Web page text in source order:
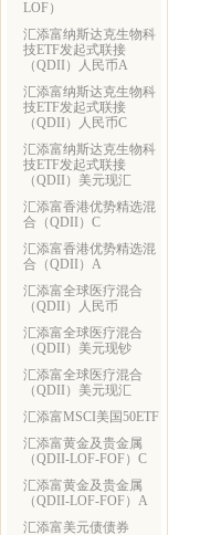
LOF）
汇添富纳斯达克生物科
技ETF发起式联接
（QDII）人民币A
汇添富纳斯达克生物科
技ETF发起式联接
（QDII）人民币C
汇添富纳斯达克生物科
技ETF发起式联接
（QDII）美元现汇
汇添富香港优势精选混
合（QDII）C
汇添富香港优势精选混
合（QDII）A
汇添富全球医疗混合
（QDII）人民币
汇添富全球医疗混合
（QDII）美元现钞
汇添富全球医疗混合
（QDII）美元现汇
汇添富MSCI美国50ETF
汇添富黄金及贵金属
（QDII-LOF-FOF）C
汇添富黄金及贵金属
（QDII-LOF-FOF）A
汇添富美元债债券